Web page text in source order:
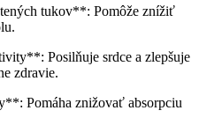
tukov**: Pomôže znížiť
Posilňuje srdce a zlepšuje
zdravie.
Pomáha znižovať absorpciu